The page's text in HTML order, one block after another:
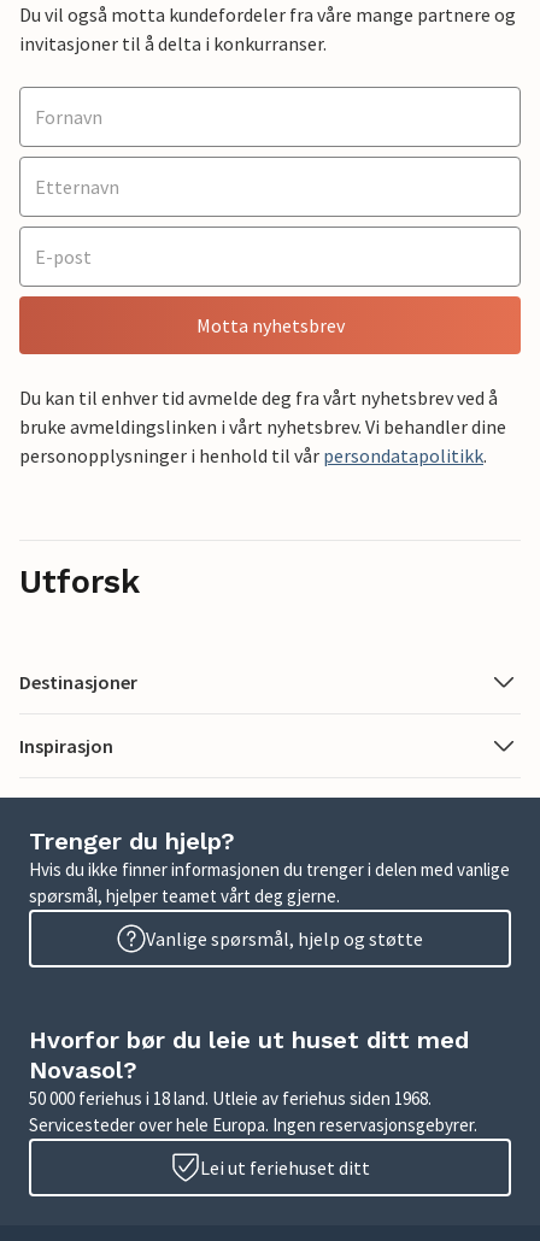
Du vil også motta kundefordeler fra våre mange partnere og
invitasjoner til å delta i konkurranser.
Motta nyhetsbrev
Du kan til enhver tid avmelde deg fra vårt nyhetsbrev ved å
bruke avmeldingslinken i vårt nyhetsbrev. Vi behandler dine
personopplysninger i henhold til vår persondatapolitikk.
Utforsk
Destinasjoner
Inspirasjon
Trenger du hjelp?
Hvis du ikke finner informasjonen du trenger i delen med vanlige
spørsmål, hjelper teamet vårt deg gjerne.
Vanlige spørsmål, hjelp og støtte
Hvorfor bør du leie ut huset ditt med
Novasol?
50 000 feriehus i 18 land. Utleie av feriehus siden 1968.
Servicesteder over hele Europa. Ingen reservasjonsgebyrer.
Lei ut feriehuset ditt